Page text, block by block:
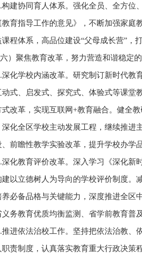
构建协同育人体系。强化全员、全方位
教育指导工作的意见》，不断加强家庭
课程体系，高品位建设“父母成长营”，
六）聚焦教育改革，努力营造和谐稳定
深化学校内涵改革。研究制订新时代教
动式、启发式、探究式、体验式等课堂
式改革，实现互联网+教育融合。健全
深化全区学校主动发展工程，继续推进
、前瞻性教学实验改革，提升学校办学
深化教育评价改革。深入学习《深化新
建以立德树人为导向的学校评价制度。
养必备品格与关键能力，深度推进全区
义务教育优质均衡监测、省学前教育普
推进依法治校工作。坚持把依法治教、
职责制度，认真落实教育重大行政决策